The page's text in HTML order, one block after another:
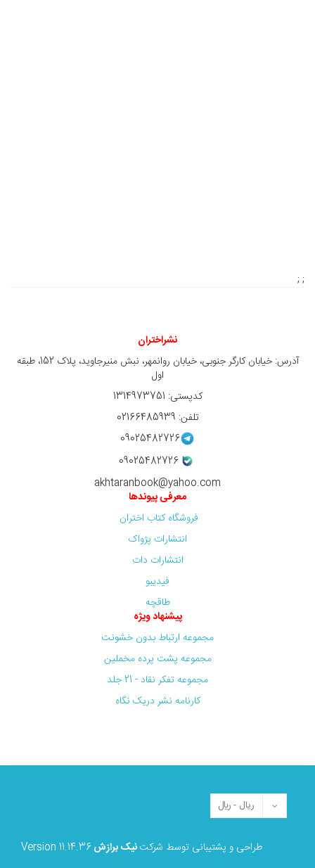
; ;
نشراختران
آدرس: خیابان کارگر جنوبی، خیابان روانمهر، نبش منیرجاوید، پلاک 152، طبقه
اول
کدپستی: 1314973751
تلفن: 02166485939
09025482726
09025482726
akhtaranbook@yahoo.com
معرفی پیوندها
فروشگاه کتاب اختران
انتشارات پژواک
انتشارات دات
فیدیبو
طاقچه
پیشنهاد ویژه
مجموعه ارتباط بدون خشونت
مجموعه پشت پرده مخملین
مجموعه تفکر نقاد - 21 جلد
کارنامه نشر دریک نگاه
طراحی و پشتیبانی توسط شرکتنیک برازشVersion 11.14.36